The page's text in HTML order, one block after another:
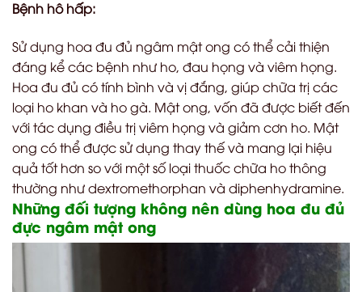
Bệnh hô hấp:
Sử dụng hoa đu đủ ngâm mật ong có thể cải thiện
đáng kể các bệnh như ho, đau họng và viêm họng.
Hoa đu đủ có tính bình và vị đắng, giúp chữa trị các
loại ho khan và ho gà. Mật ong, vốn đã được biết đến
với tác dụng điều trị viêm họng và giảm cơn ho. Mật
ong có thể được sử dụng thay thế và mang lại hiệu
quả tốt hơn so với một số loại thuốc chữa ho thông
thường như dextromethorphan và diphenhydramine.
Những đối tượng không nên dùng hoa đu đủ
đực ngâm mật ong